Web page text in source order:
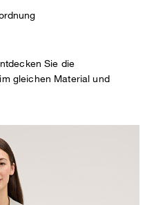
Sie die
gleichen Material und